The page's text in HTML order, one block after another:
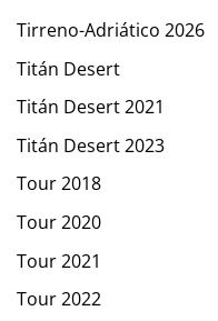
Tirreno-Adriático 2026
Titán Desert
Titán Desert 2021
Titán Desert 2023
Tour 2018
Tour 2020
Tour 2021
Tour 2022